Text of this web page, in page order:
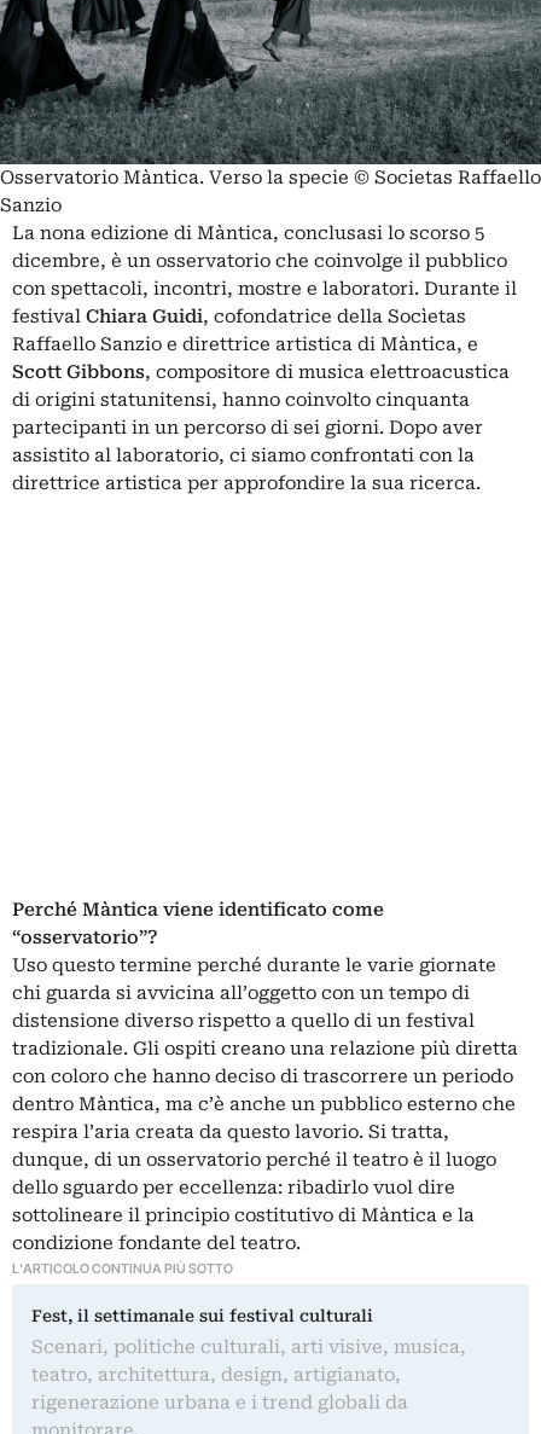
Osservatorio Màntica. Verso la specie © Societas Raffaello
Sanzio
La nona edizione di Màntica, conclusasi lo scorso 5
dicembre, è un osservatorio che coinvolge il pubblico
con spettacoli, incontri, mostre e laboratori. Durante il
festival Chiara Guidi, cofondatrice della Socìetas
Raffaello Sanzio e direttrice artistica di Màntica, e
Scott Gibbons, compositore di musica elettroacustica
di origini statunitensi, hanno coinvolto cinquanta
partecipanti in un percorso di sei giorni. Dopo aver
assistito al laboratorio, ci siamo confrontati con la
direttrice artistica per approfondire la sua ricerca.
Perché Màntica viene identificato come
“osservatorio”?
Uso questo termine perché durante le varie giornate
chi guarda si avvicina all’oggetto con un tempo di
distensione diverso rispetto a quello di un festival
tradizionale. Gli ospiti creano una relazione più diretta
con coloro che hanno deciso di trascorrere un periodo
dentro Màntica, ma c’è anche un pubblico esterno che
respira l’aria creata da questo lavorio. Si tratta,
dunque, di un osservatorio perché il teatro è il luogo
dello sguardo per eccellenza: ribadirlo vuol dire
sottolineare il principio costitutivo di Màntica e la
condizione fondante del teatro.
L'ARTICOLO CONTINUA PIÙ SOTTO
Fest, il settimanale sui festival culturali
Scenari, politiche culturali, arti visive, musica,
teatro, architettura, design, artigianato,
rigenerazione urbana e i trend globali da